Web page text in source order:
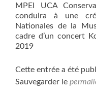
MPEI UCA
conduira à une
Nationales de la
cadre d’un concert
2019
Cette entrée a été
Sauvegarder le